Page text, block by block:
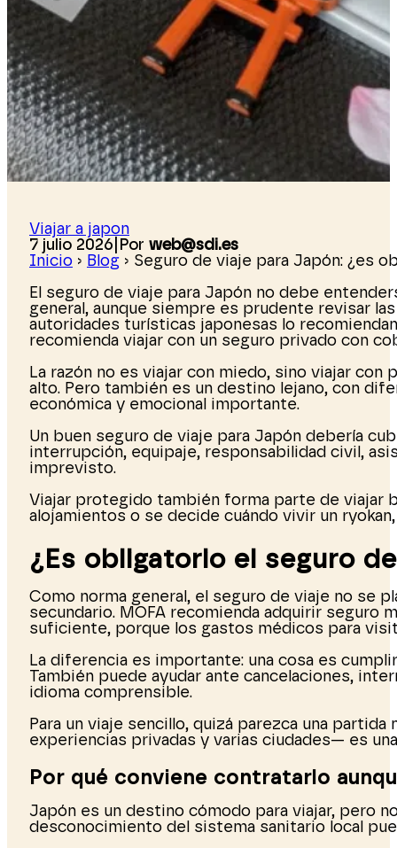
Viajar a japon
7 julio 2026 Por web@sdi.es
Inicio › Blog › Seguro de viaje para Japón: ¿es
El seguro de viaje para Japón no debe
general, aunque siempre es prudente revisar
autoridades turísticas japonesas lo
recomienda viajar con un seguro privado con
La razón no es viajar con miedo, sino viajar
alto. Pero también es un destino lejano, con
económica y emocional importante.
Un buen seguro de viaje para Japón debería
interrupción, equipaje, responsabilidad civil,
imprevisto.
Viajar protegido también forma parte de viajar
alojamientos o se decide cuándo vivir un
¿Es obligatorio el seguro
Como norma general, el seguro de viaje no se
secundario. MOFA recomienda adquirir seguro
suficiente, porque los gastos médicos para
La diferencia es importante: una cosa es
También puede ayudar ante cancelaciones,
idioma comprensible.
Para un viaje sencillo, quizá parezca una
experiencias privadas y varias ciudades— es
Por qué conviene contratarlo
Japón es un destino cómodo para viajar, pero
desconocimiento del sistema sanitario local